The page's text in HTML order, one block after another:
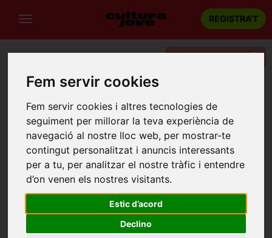
Fem servir cookies
Fem servir cookies i altres tecnologies de
seguiment per millorar la teva experiència de
navegació al nostre lloc web, per mostrar-te
contingut personalitzat i anuncis interessants
per a tu, per analitzar el nostre tràfic i entendre
d’on venen els nostres visitants.
Estic d’acord
Declino
REGISTRA'T
Llevat algunes excepcions, tingueu en compte que la
reserva d'un espectacle es pot realitzar fins 48 hores
abans de la sessió escollida.